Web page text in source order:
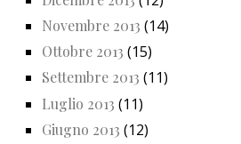
Novembre 2013 (14)
Ottobre 2013 (15)
Settembre 2013 (11)
Luglio 2013 (11)
Giugno 2013 (12)